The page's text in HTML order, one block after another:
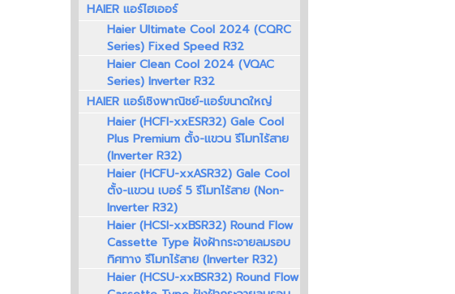
HAIER แอร์ไฮเออร์
Haier Ultimate Cool 2024 (CQRC
Series) Fixed Speed R32
Haier Clean Cool 2024 (VQAC
Series) Inverter R32
HAIER แอร์เชิงพาณิชย์-แอร์ขนาดใหญ่
Haier (HCFI-xxESR32) Gale Cool
Plus Premium ตั้ง-แขวน รีโมทไร้สาย
(Inverter R32)
Haier (HCFU-xxASR32) Gale Cool
ตั้ง-แขวน เบอร์ 5 รีโมทไร้สาย (Non-
Inverter R32)
Haier (HCSI-xxBSR32) Round Flow
Cassette Type ฝังฝ้ากระจายลมรอบ
ทิศทาง รีโมทไร้สาย (Inverter R32)
Haier (HCSU-xxBSR32) Round Flow